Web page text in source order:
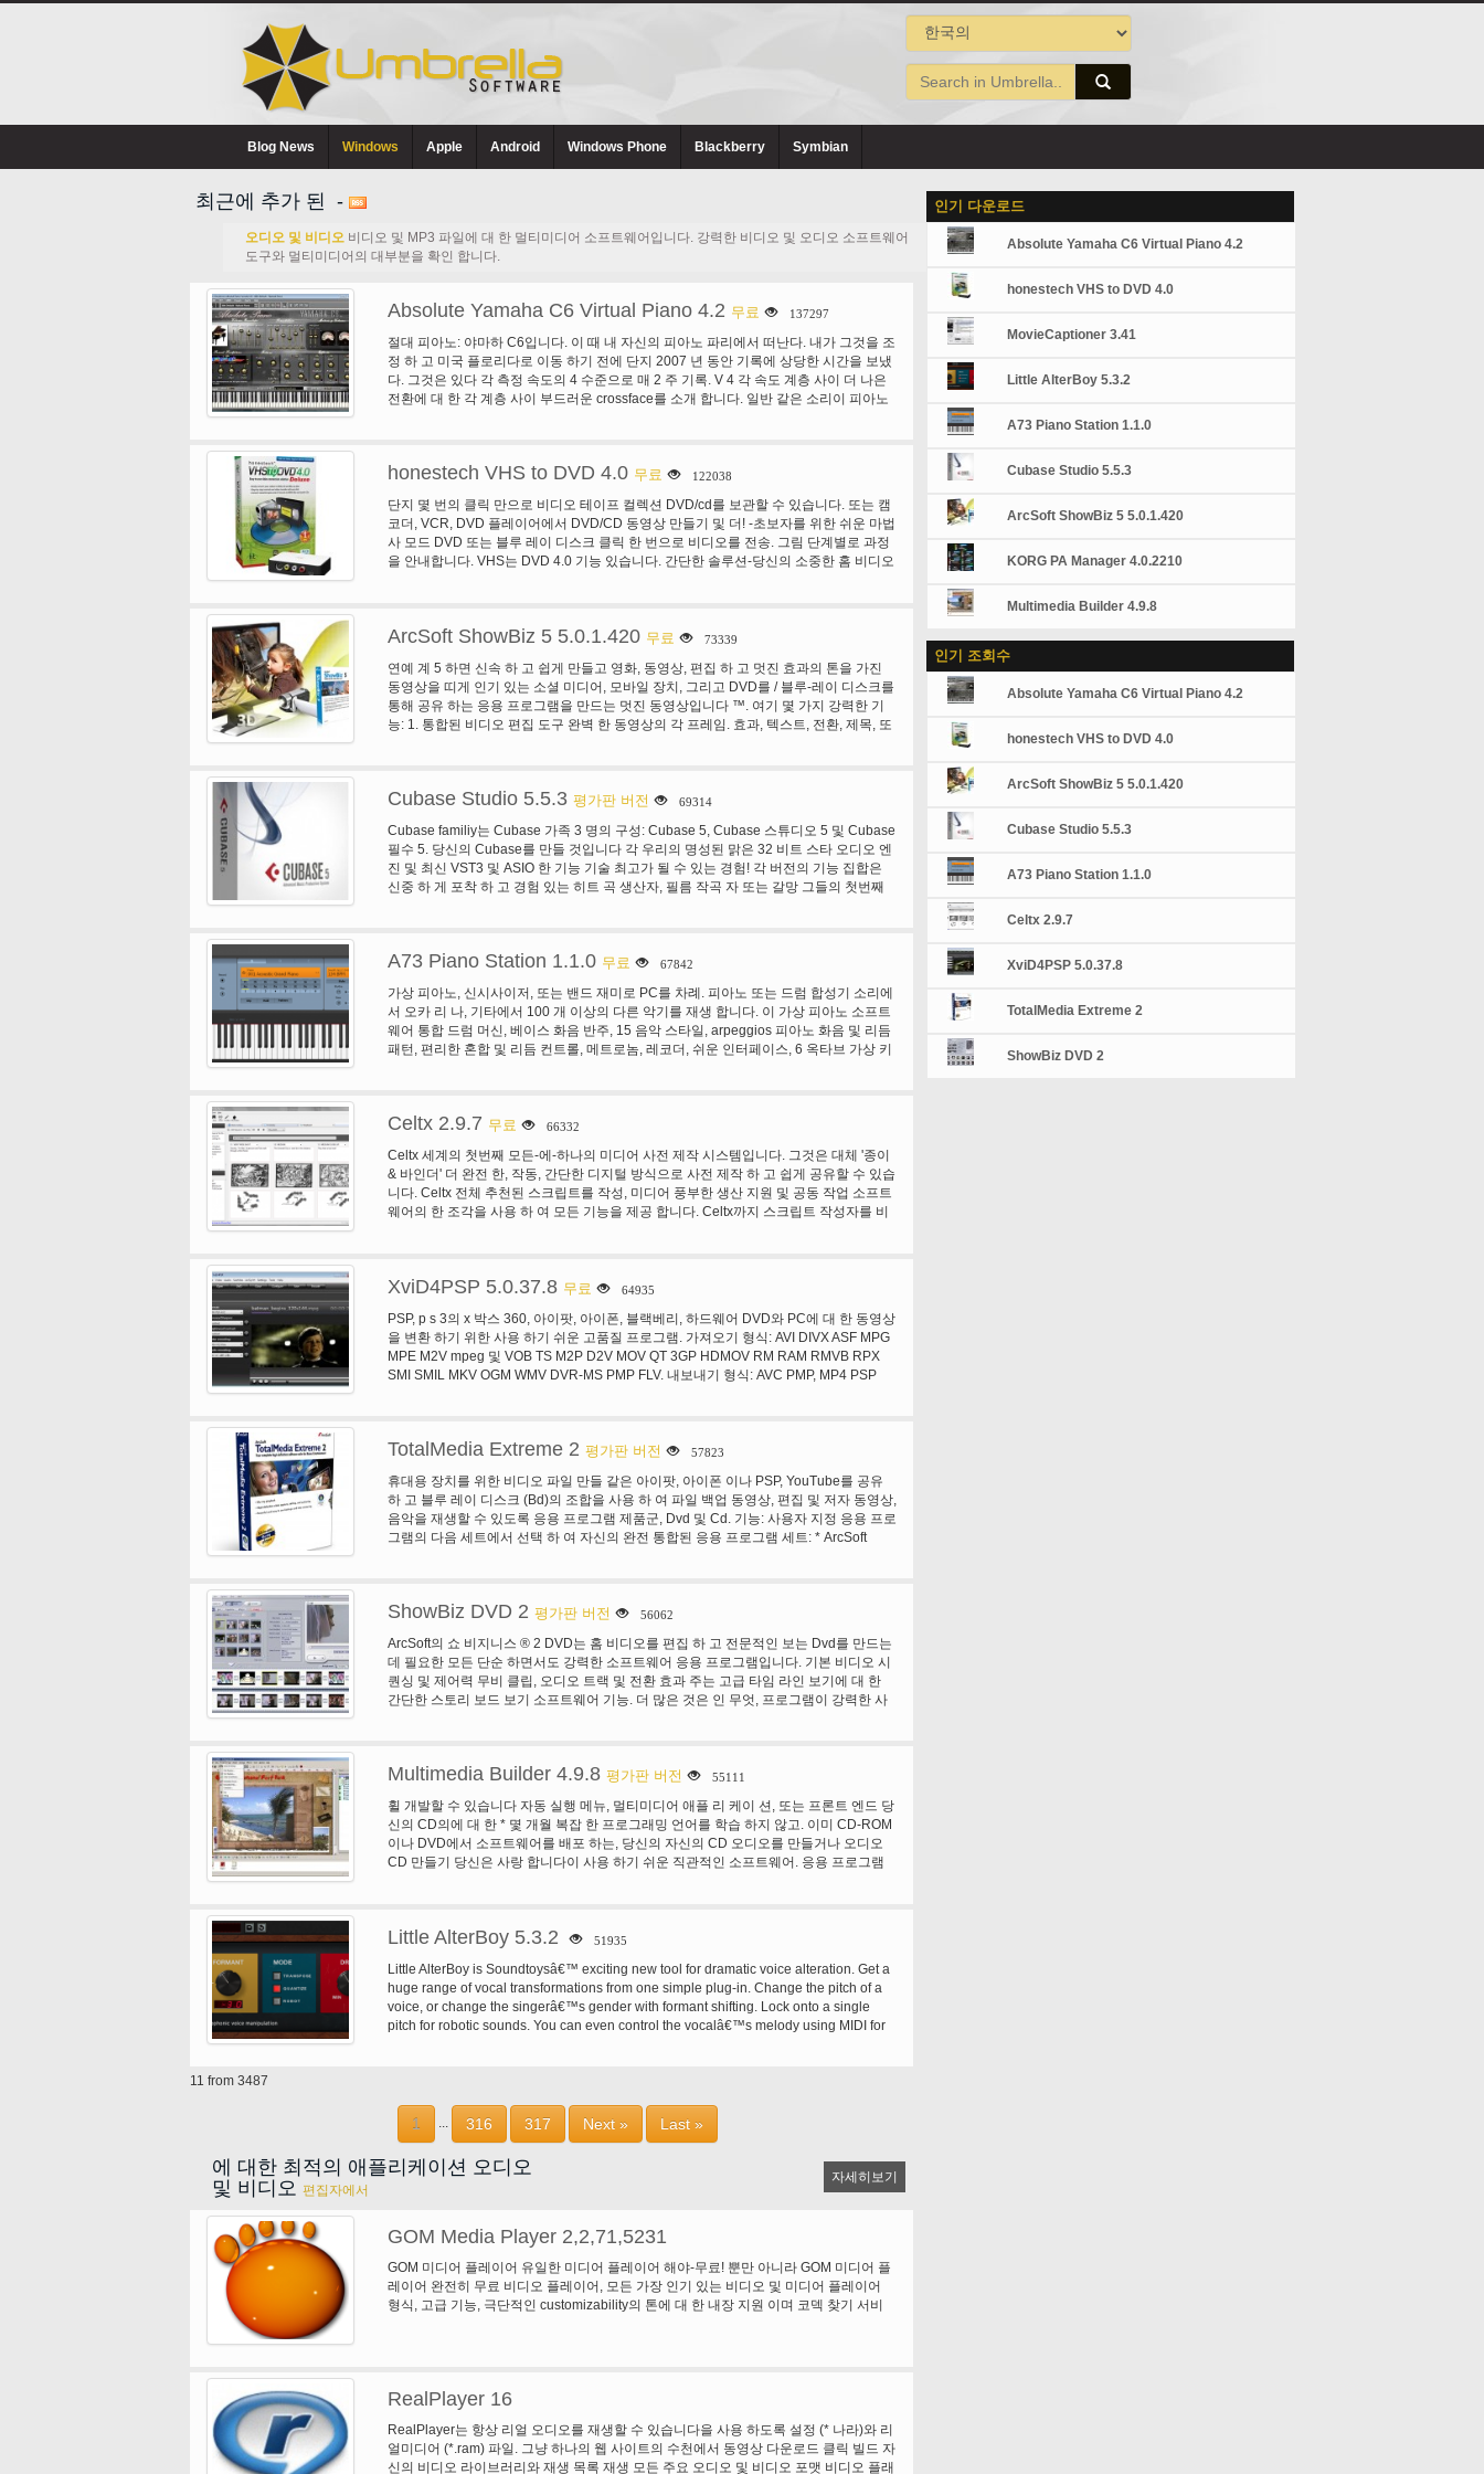
Blog News Windows Apple Android Windows Phone Blackberry Symbian
최근에 추가 된 -
오디오 및 비디오 비디오 및 MP3 파일에 대 한 멀티미디어 소프트웨어입니다. 강력한 비디오 및 오디오 소프트웨어
도구와 멀티미디어의 대부분을 확인 합니다.
Absolute Yamaha C6 Virtual Piano 4.2 무료 137297
절대 피아노: 야마하 C6입니다. 이 때 내 자신의 피아노 파리에서 떠난다. 내가 그것을 조
정 하 고 미국 플로리다로 이동 하기 전에 단지 2007 년 동안 기록에 상당한 시간을 보냈
다. 그것은 있다 각 측정 속도의 4 수준으로 매 2 주 기록. V 4 각 속도 계층 사이 더 나은
전환에 대 한 각 계층 사이 부드러운 crossface를 소개 합니다. 일반 같은 소리이 피아노
창성: 절대 피아노 기능 소리 조각 필터 3 밴드 강력한 사실입니다 그것을 위해 설계 된
고아 한 소리를 쉽게 만들 수 있습니다. 효과:에서 모든 플러그인 효과, 세트 하지만, 절대
적인 피아노는 구체적인 것 들만을 위한 것이 피아노. reverberator 온난 하 고, 매우 강력
하 고 울리는 공명 어떤을 추가 하지 않습니다. 코러스 피아노 바 스타일 에뮬레이트하는
크게 것입니다 그리고 피크 부스트 압축 하 고 동시에 제한 하는 동안 피아노 공격에 있
배경 소리를 추가할 수 있습니다! 그것을 재생 하는 재미는 재생 하는 동안 약간 정서를
추가 해야 합니다, 그것을 시도, 당신은 다시 당신의 좋아하는 작품을 발견할 것 이다! 종
합: 매우 높은 품질 필터와 낮은 패스,이 패스, 밴드 패스, 노치, 상수 이득 및 채도, 공명
자기 진동 및 볼륨 봉투 진짜 신디사이저 무한 한 가능성에 대 한 액세스 설치 해야합니
다.
honestech VHS to DVD 4.0 무료 122038
단지 몇 번의 클릭 만으로 비디오 테이프 컬렉션 DVD/cd를 보관할 수 있습니다. 또는 캠
코더, VCR, DVD 플레이어에서 DVD/CD 동영상 만들기 및 더! -초보자를 위한 쉬운 마법
사 모드 DVD 또는 블루 레이 디스크 클릭 한 번으로 비디오를 전송. 그림 단계별로 과정
을 안내합니다. VHS는 DVD 4.0 기능 있습니다. 간단한 솔루션-당신의 소중한 홈 비디오
기-많은 다른 화면 효과 필터를 제공 하 고 자신의 메뉴를 만들 수 있습니다. 음악 변환-
레코드 변환-MPEG4/AVC 형식으로 캡처된 비디오를 변환 하 고 귀하의 휴대용 장치에
그것을 볼. YouTube에 비디오를 업로드-YouTube에 업로드 한 다음 옵션 함께 보다 쉽
습니다. DVD 만들기-당신의 영화를 DVD, CD 또는 블루-레이 디스크 (블루 레이 작가 필
요).
ArcSoft ShowBiz 5 5.0.1.420 무료 73339
연예 계 5 하면 신속 하 고 쉽게 만들고 영화, 동영상, 편집 하 고 멋진 효과의 톤을 가진
동영상을 띠게 인기 있는 소셜 미디어, 모바일 장치, 그리고 DVD를 / 블루-레이 디스크를
통해 공유 하는 응용 프로그램을 만드는 멋진 동영상입니다 ™. 여기 몇 가지 강력한 기
능: 1. 통합된 비디오 편집 도구 완벽 한 동영상의 각 프레임. 효과, 텍스트, 전환, 제목, 또
림 회전 & 플립을 사용 하 여 원하지 않는 부분을 제거. 2. 스토리 보드 및 타임 라인 모드
과 스토리 보드 모드에서 음악에 드롭. 정확한 시점에서 효과 오디오를 추가 하려면 타임
라인을 스트레칭. 특정 계층에 집중 하 고 타임 라인 모드에서 오디오를 음소거 하려면
트랙 숨기기. 조정 가능한 스크린 및 축소판 여러 트랙 및 소스 파일의 쉽게 볼 수 있습니
다. 3. 3D 제작 및 공유 만들기 및 편집 3D 이미지를 3D 카메라, 캠코더, 또는 트윈 렌즈
트랙을 추가 하 여 동영상을 완벽 하 게 도구를 제공 합니다. 여러 개의 오디오 트랙을 사
용 하 여 당신의 이상적인 사운드 트랙을 작성 합니다. 음악에서 음성 해설 트랙 페이드
아웃. 오디오 재생 속도 증가 볼륨을 조정, 점차적으로. 연예 계 5에 새로운 무엇입니까?
1. 인스턴트 카메라 2에서 직접 공유 합니다. 그림에서 그림 3으로 작성 합니다. 3D 영화
4를 만듭니다. 공유 YouTube와 페이스 북 5 영화. 높은 품질 및 속도 6입니다. 다양 한 방
Cubase Studio 5.5.3 평가판 버전 69314
Cubase familiy는 Cubase 가족 3 명의 구성: Cubase 5, Cubase 스튜디오 5 및 Cubase
필수 5. 당신의 Cubase를 만들 것입니다 각 우리의 명성된 맑은 32 비트 스타 오디오 엔
진 및 최신 VST3 및 ASIO 한 기능 기술 최고가 될 수 있는 경험! 각 버전의 기능 집합은
신중 하 게 포착 하 고 경험 있는 히트 곡 생산자, 필름 작곡 자 또는 갈망 그들의 첫번째
이션. 스 테 인 버그의 Cubase 5 고급 음악 생산 시스템으로 동일한 핵심 기술을 바탕으
한 전문 도구를 제공 합니다. 새로운 기능 VST 식 및 최신 VST3 악기 및 효과, 새로운
PitchCorrect 억양 효과 뿐만 아니라 새로운 그루브 에이전트 하나 드럼 기계 및 이길 디
자이너 스텝 시퀀서 같이 같은 그것의 가격 범위에서 타의 추종을 불허의 풍부한을 자랑
하는 Cubase 스튜디오 5 가격 동급에서 탁월한 성능을 제공 합니다. Cubase 5의 새로
운 도구 비트, 호 쾌 한 새로운 리듬과 루프 작업 생성을 만들기 위한. 매 시 LoopMash을
창조적으로 루프 작업의 독특하고 혁신적인 방법을 제공 고 멋진 새로운 리듬과 그루브
를 만드는 혁신적인 가상 악기를 이다. 포함 된 루프와 라이브러리에서 모든 루프의 완벽
하 게 blendable 유사 무수 한 새로운 창조적인 가능성을 열어. LoopMash는 야마하, 루
프 및 비트 비슷한 요소를 일치 하는 신선한 생성 및 리듬 오디오 소재에서 영감을 "매쉬
에서 완전히 새롭고 독특한 변이 만듭니다 * Cubase 템포를 완전히 동기화 * 통합 편집
도구 및 사용자 정의 가능한 장면 드럼 강력한 라이브 퍼포먼스 모드 샘플링 디럭스 홈
에이전트 한 쌍 강력한 드럼 샘플링 상세한 소리 형성-Cubase로 원활 하 게 통합. 뿐만
아니라 그것은 썬된 루프와 MPC 가져오기 자랑 않지만은 최고의 음향, 도시 그것의 자
신의 사용자 정의 라이브러리 상자 바로 바위, 힙합 및 춤 드럼 키트! 각각의 가상 패드의
짜임새, 음색 및 각 드럼 소리의 표현 특성의 완전 통제를 주는 완전 한 사운드 처리 섹션
편집 * 자동으로 지도 슬라이스 Cubase 오디오 부품 또는 여러 오디오 이벤트 패드를 통
오디오 루프를 슬라이스
A73 Piano Station 1.1.0 무료 67842
가상 피아노, 신시사이저, 또는 밴드 재미로 PC를 차례. 피아노 또는 드럼 합성기 소리에
서 오카 리 나, 기타에서 100 개 이상의 다른 악기를 재생 합니다. 이 가상 피아노 소프트
웨어 통합 드럼 머신, 베이스 화음 반주, 15 음악 스타일, arpeggios 피아노 화음 및 리듬
패턴, 편리한 혼합 및 리듬 컨트롤, 메트로놈, 레코더, 쉬운 인터페이스, 6 옥타브 가상 키
을 보십시오. 좋아하는 음악을 재생 하거나 자신의 작품을 즐길 수 있습니다. 자신을 노
다. 생일 파티에서 재생, 만드는 크리스마스 공연, 또는 단순히 재미가 귀하의 노트북과
함께 여행을 할 때. 이 피아노 소프트웨어 어떤 일반 Midi 호환 하는 소프트웨어 및 하드
웨어 장치, Microsoft GS 웨이브 테이블 SW Synth XP와 비스타는 모든 컴퓨터에서 사용
할 수를 포함 하 여 작동 합니다.
Celtx 2.9.7 무료 66332
Celtx 세계의 첫번째 모든-에-하나의 미디어 사전 제작 시스템입니다. 그것은 대체 '종이
& 바인더' 더 완전 한, 작동, 간단한 디지털 방식으로 사전 제작 하 고 쉽게 공유할 수 있습
니다. Celtx 전체 추천된 스크립트를 작성, 미디어 풍부한 생산 지원 및 공동 작업 소프트
웨어의 한 조각을 사용 하 여 모든 기능을 제공 합니다. Celtx까지 스크립트 작성자를 비
된 메모의 수천 슬립 sheeted, 때로는 수백, 포함 하는 부피가 3 링 바인더에 유지 하는
이 형태로. 그러나 특징: 멀티미디어 친절 Celtx을 사용 하면 모든 종류의 미디어-영화, 비
디오, 다큐멘터리, 연극, 소설, machinima, 만화, 광고, 비디오 게임, 뮤직 비디오, 라디오,
포드 캐스트, 생산 및 이야기를 전달 하려는 다른. 모두에서 사용할 수 있는 전체 생산 과
정-Celtx 스크립트를 작성, 스토리 보드 장면과 시퀀스, 스케치 설정 개발 문자, 고장 & 태
탕 화면에 전체 미디어 사전 제작 시스템 Celtx 가장 유체 쓰기 경험을 제공 합니다-당신
은 항상 당신의 생각으로 빨리 움직이고 당신의 손가락을 유지할 수 있습니다 그리고 당
신의 창조적인 흐름은 결코 중단. Celtx 스튜디오 프로젝트, 워크플로 및 securly 저장소
작업을 관리 하 게 간단 하 게. 그리고 아이폰/패드용 Celtx 스크립트를 사용 하면 이동,
바탕 및 귀하의 스튜디오와 동기화 스크립트에 작성 합니다. 비 선형 프로젝트 개발
립 영화 제작자 및 스튜디오 전문가 의해 사용 되 고 이상의 1800 대학 및 영화 학교-학생
교육 및 클래스 Celtx 채택한 많은 작업 제출.
XviD4PSP 5.0.37.8 무료 64935
PSP, p s 3의 x 박스 360, 아이팟, 아이폰, 블랙베리, 하드웨어 DVD와 PC에 대 한 동영상
을 변환 하기 위한 사용 하기 쉬운 고품질 프로그램. 가져오기 형식: AVI DIVX ASF MPG
MPE M2V mpeg 및 VOB TS M2P D2V MOV QT 3GP HDMOV RM RAM RMVB RPX
SMI SMIL MKV OGM WMV DVR-MS PMP FLV. 내보내기 형식: AVC PMP, MP4 PSP
TotalMedia Extreme 2 평가판 버전 57823
휴대용 장치를 위한 비디오 파일 만들 같은 아이팟, 아이폰 이나 PSP, YouTube를 공유
하 고 블루 레이 디스크 (Bd)의 조합을 사용 하 여 파일 백업 동영상, 편집 및 저자 동영상,
음악을 재생할 수 있도록 응용 프로그램 제품군, Dvd 및 Cd. 기능: 사용자 지정 응용 프로
그램의 다음 세트에서 선택 하 여 자신의 완전 통합된 응용 프로그램 세트: * ArcSoft
식으로 hd 콘텐츠. * ArcSoft의 쇼 비지니스 ® 3.5 편집 및 캡처 비디오 파일 및 공유
다. * ArcSoft TotalMedia ® 백업 및 레코드 2 쉽게 백업 또는 멀티미디어 및 데이터 파일
을 블루-레이 또는 DVD 디스크를 굽습니다. * ArcSoft 유틸리티 만들기 및 레코딩 디스크
이미지, 디스크, 및 디스크 레이블 만들기.
ShowBiz DVD 2 평가판 버전 56062
ArcSoft의 쇼 비지니스 ® 2 DVD는 홈 비디오를 편집 하 고 전문적인 보는 Dvd를 만드는
데 필요한 모든 단순 하면서도 강력한 소프트웨어 응용 프로그램입니다. 기본 비디오 시
퀀싱 및 제어력 무비 클립, 오디오 트랙 및 전환 효과 주는 고급 타임 라인 보기에 대 한
간단한 스토리 보드 보기 소프트웨어 기능. 더 많은 것은 인 무엇, 프로그램이 강력한 사
완전 한 팬 및 확대/축소 슬라이드 쇼 만들기 기능 * 고급 비디오 편집을 위해 파일 렌더링
Multimedia Builder 4.9.8 평가판 버전 55111
휠 개발할 수 있습니다 자동 실행 메뉴, 멀티미디어 애플 리 케이 션, 또는 프론트 엔드 당
신의 CD의에 대 한 * 몇 개월 복잡 한 프로그래밍 언어를 학습 하지 않고. 이미 CD-ROM
이나 DVD에서 소프트웨어를 배포 하는, 당신의 자신의 CD 오디오를 만들거나 오디오
CD 만들기 당신은 사랑 합니다이 사용 하기 쉬운 직관적인 소프트웨어. 응용 프로그램
합니다. 멋진 애플 리 케이 션 또는 작은 게임을 찾고 만들고 그것은 친구에 게 보내는 모
션 보다 메뉴 구축을 위한 빠르고 쉽게 깨달았다. 이미 본 행동에 그들 중 일부: * 코렐 코
퍼레이션 휠에 그들의 최근 제품 (예: WordPerfect Office 2002, 등)의 일부에 만든 자동
실행 메뉴를 사용 하 여 * 3DFX는 휠 사용 하 여 그들의 설치 cd의 부두 그래픽 카드 (또
한 몇 가지 부활절 달걀)에 대 한 * 전체 프레 젠 테이 션 그들의 PC의 일부에 휠 했다
런트 엔드 * 발사기 및 도구 모음 파일 * 컴퓨터 기반 교육
Little AlterBoy 5.3.2 51935
Little AlterBoy is Soundtoysâ€™ exciting new tool for dramatic voice alteration. Get a
huge range of vocal transformations from one simple plug-in. Change the pitch of a
voice, or change the singerâ€™s gender with formant shifting. Lock onto a single
pitch for robotic sounds. You can even control the vocalâ€™s melody using MIDI for
11 from 3487
1 ... 316 317 Next » Last »
에 대한 최적의 애플리케이션 오디오
및 비디오 편집자에서
자세히보기
GOM Media Player 2,2,71,5231
GOM 미디어 플레이어 유일한 미디어 플레이어 해야-무료! 뿐만 아니라 GOM 미디어 플
레이어 완전히 무료 비디오 플레이어, 모든 가장 인기 있는 비디오 및 미디어 플레이어
형식, 고급 기능, 극단적인 customizability의 톤에 대 한 내장 지원 이며 코덱 찾기 서비
"HTTPS URL"을 지원합니다. (Ctrl + U) 음악 파일 재생에 관련 된 환경 설정에 "음악
른 기타 수정, 수정, 및 변경
RealPlayer 16
RealPlayer는 항상 리얼 오디오를 재생할 수 있습니다을 사용 하도록 설정 (* 나라)와 리
얼미디어 (*.ram) 파일. 그냥 하나의 웹 사이트의 수천에서 동영상 다운로드 클릭 빌드 자
신의 비디오 라이브러리와 재생 목록 재생 모든 주요 오디오 및 비디오 포맷 비디오 플래
인기 다운로드
Absolute Yamaha C6 Virtual Piano 4.2
honestech VHS to DVD 4.0
MovieCaptioner 3.41
Little AlterBoy 5.3.2
A73 Piano Station 1.1.0
Cubase Studio 5.5.3
ArcSoft ShowBiz 5 5.0.1.420
KORG PA Manager 4.0.2210
Multimedia Builder 4.9.8
인기 조회수
Absolute Yamaha C6 Virtual Piano 4.2
honestech VHS to DVD 4.0
ArcSoft ShowBiz 5 5.0.1.420
Cubase Studio 5.5.3
A73 Piano Station 1.1.0
Celtx 2.9.7
XviD4PSP 5.0.37.8
TotalMedia Extreme 2
ShowBiz DVD 2